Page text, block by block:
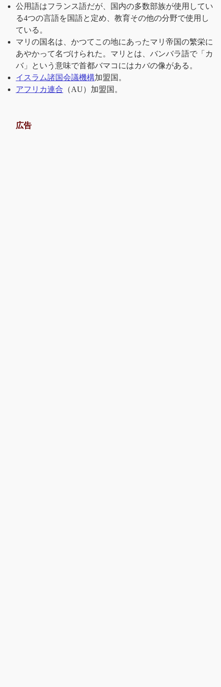
公用語はフランス語だが、国内の多数部族が使用してい
る4つの言語を国語と定め、教育その他の分野で使用し
ている。
マリの国名は、かつてこの地にあったマリ帝国の繁栄に
あやかって名づけられた。マリとは、バンバラ語で「カ
バ」という意味で首都バマコにはカバの像がある。
イスラム諸国会議機構加盟国。
アフリカ連合 （AU）加盟国。
広告